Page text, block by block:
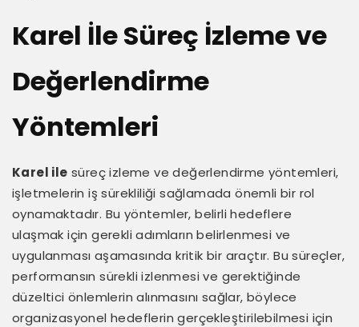
Karel İle Süreç İzleme ve
Değerlendirme
Yöntemleri
Karel ile süreç izleme ve değerlendirme yöntemleri,
işletmelerin iş sürekliliği sağlamada önemli bir rol
oynamaktadır. Bu yöntemler, belirli hedeflere
ulaşmak için gerekli adımların belirlenmesi ve
uygulanması aşamasında kritik bir araçtır. Bu süreçler,
performansın sürekli izlenmesi ve gerektiğinde
düzeltici önlemlerin alınmasını sağlar, böylece
organizasyonel hedeflerin gerçekleştirilebilmesi için